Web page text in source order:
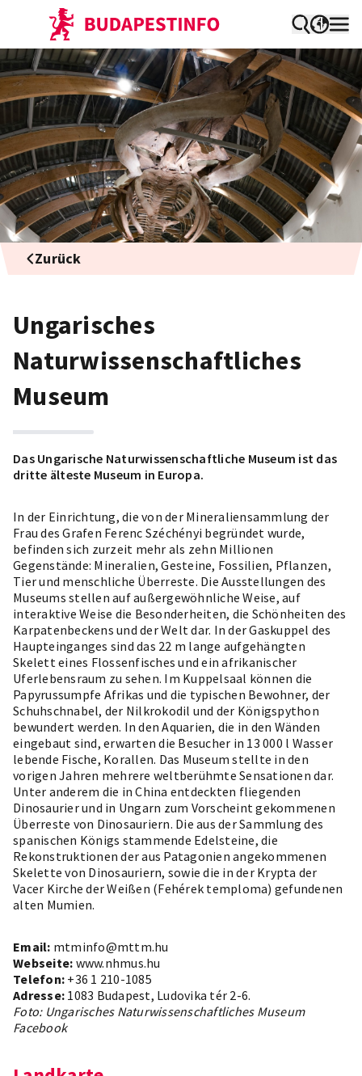
Zurück
Ungarisches
Naturwissenschaftliches
Museum
Das Ungarische Naturwissenschaftliche Museum ist das
dritte älteste Museum in Europa.
In der Einrichtung, die von der Mineraliensammlung der
Frau des Grafen Ferenc Széchényi begründet wurde,
befinden sich zurzeit mehr als zehn Millionen
Gegenstände: Mineralien, Gesteine, Fossilien, Pflanzen,
Tier und menschliche Überreste. Die Ausstellungen des
Museums stellen auf außergewöhnliche Weise, auf
interaktive Weise die Besonderheiten, die Schönheiten des
Karpatenbeckens und der Welt dar. In der Gaskuppel des
Haupteinganges sind das 22 m lange aufgehängten
Skelett eines Flossenfisches und ein afrikanischer
Uferlebensraum zu sehen. Im Kuppelsaal können die
Papyrussumpfe Afrikas und die typischen Bewohner, der
Schuhschnabel, der Nilkrokodil und der Königspython
bewundert werden. In den Aquarien, die in den Wänden
eingebaut sind, erwarten die Besucher in 13 000 l Wasser
lebende Fische, Korallen. Das Museum stellte in den
vorigen Jahren mehrere weltberühmte Sensationen dar.
Unter anderem die in China entdeckten fliegenden
Dinosaurier und in Ungarn zum Vorscheint gekommenen
Überreste von Dinosauriern. Die aus der Sammlung des
spanischen Königs stammende Edelsteine, die
Rekonstruktionen der aus Patagonien angekommenen
Skelette von Dinosauriern, sowie die in der Krypta der
Vacer Kirche der Weißen (Fehérek temploma) gefundenen
alten Mumien.
Email: mtminfo@mttm.hu
Webseite: www.nhmus.hu
Telefon: +36 1 210-1085
Adresse: 1083 Budapest, Ludovika tér 2-6.
Foto: Ungarisches Naturwissenschaftliches Museum
Facebook